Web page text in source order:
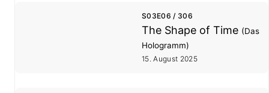
S03E06 / 306
The Shape of Time (Das
Hologramm)
15. August 2025